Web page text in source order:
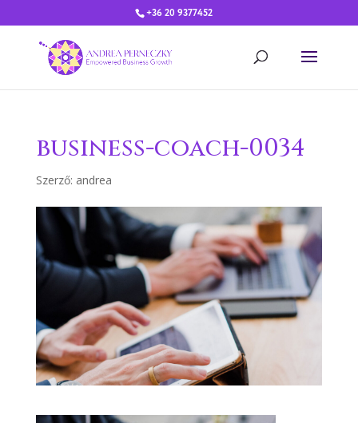
+36 20 9377452
business-coach-0034
Szerző: andrea